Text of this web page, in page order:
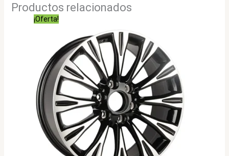
Productos relacionados
¡Oferta!